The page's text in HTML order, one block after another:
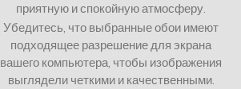
приятную и спокойную атмосферу.
Убедитесь, что выбранные обои имеют
подходящее разрешение для экрана
вашего компьютера, чтобы изображения
выглядели четкими и качественными.